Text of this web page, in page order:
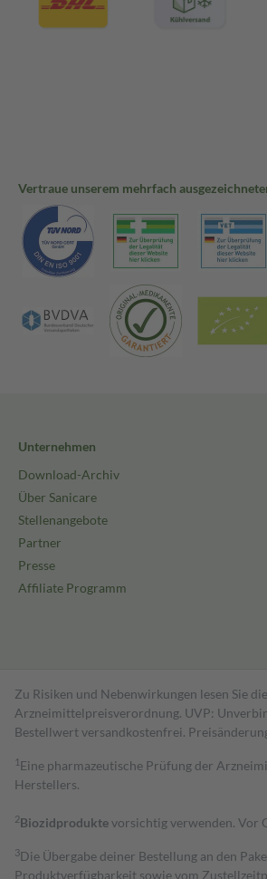
Vertraue unserem mehrfach
Unternehmen
Download-Archiv
Über Sanicare
Stellenangebote
Partner
Presse
Affiliate Programm
Zu Risiken und Nebenwirkungen lesen Sie
Arzneimittelpreisverordnung. UVP:
Bestell­wert versand­kosten­frei.
1 Eine pharmazeutische Prüfung der
Herstellers.
2Biozidproduktevorsichtig verwenden. Vor
3Die Übergabe deiner Bestellung an den
Produktverfügbarkeit sowie vom